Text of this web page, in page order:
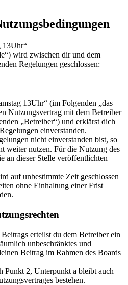
13Uhr“
wird zwischen dir und dem
Regelungen geschlossen:
13Uhr“ (im Folgenden „das
Nutzungsvertrag mit dem Betreiber
„Betreiber“) und erklärst dich
einverstanden.
nicht einverstanden bist, so
weiter nutzen. Für die Nutzung des
an dieser Stelle veröffentlichten
auf unbestimmte Zeit geschlossen
ohne Einhaltung einer Frist
erteilst du dem Betreiber ein
unbeschränktes und
Beitrag im Rahmen des Boards
Punkt 2, Unterpunkt a bleibt auch
bestehen.